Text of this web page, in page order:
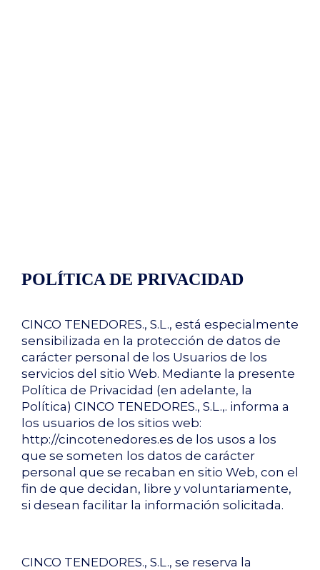
POLÍTICA DE PRIVACIDAD
CINCO TENEDORES., S.L., está especialmente
sensibilizada en la protección de datos de
carácter personal de los Usuarios de los
servicios del sitio Web. Mediante la presente
Política de Privacidad (en adelante, la
Política) CINCO TENEDORES., S.L.,. informa a
los usuarios de los sitios web:
http://cincotenedores.es de los usos a los
que se someten los datos de carácter
personal que se recaban en sitio Web, con el
fin de que decidan, libre y voluntariamente,
si desean facilitar la información solicitada.
CINCO TENEDORES., S.L., se reserva la